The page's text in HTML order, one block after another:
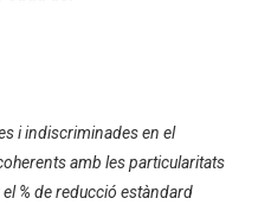
i indiscriminades en el
amb les particularitats
% de reducció estàndard